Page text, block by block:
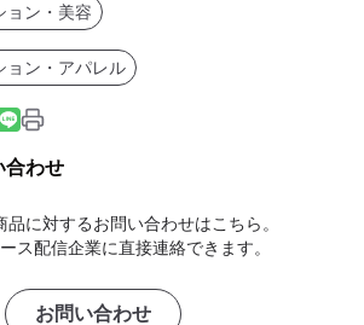
ョン・美容
ョン・アパレル
合わせ
品に対するお問い合わせはこちら。
ス配信企業に直接連絡できます。
お問い合わせ